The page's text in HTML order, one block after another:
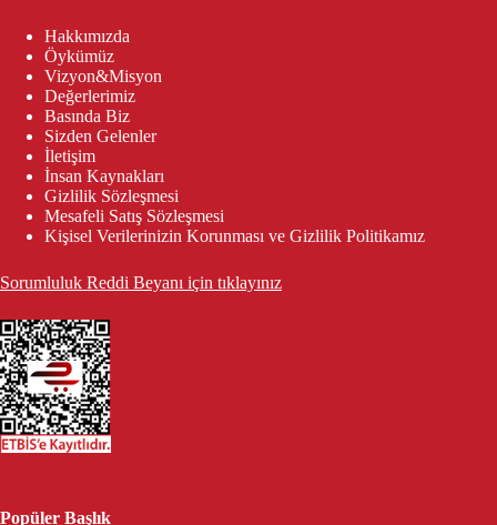
Hakkımızda
Öykümüz
Vizyon&Misyon
Değerlerimiz
Basında Biz
Sizden Gelenler
İletişim
İnsan Kaynakları
Gizlilik Sözleşmesi
Mesafeli Satış Sözleşmesi
Kişisel Verilerinizin Korunması ve Gizlilik Politikamız
Sorumluluk Reddi Beyanı için tıklayınız
Popüler Başlık